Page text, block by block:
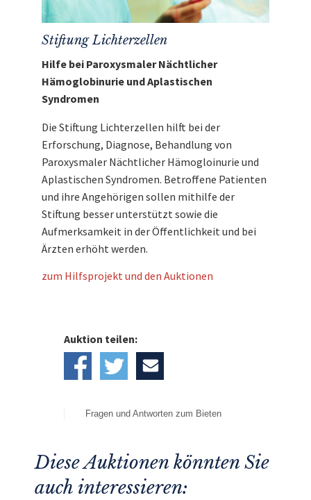
Stiftung Lichterzellen
Hilfe bei Paroxysmaler Nächtlicher
Hämoglobinurie und Aplastischen
Syndromen
Die Stiftung Lichterzellen hilft bei der
Erforschung, Diagnose, Behandlung von
Paroxysmaler Nächtlicher Hämogloinurie und
Aplastischen Syndromen. Betroffene Patienten
und ihre Angehörigen sollen mithilfe der
Stiftung besser unterstützt sowie die
Aufmerksamkeit in der Öffentlichkeit und bei
Ärzten erhöht werden.
zum Hilfsprojekt und den Auktionen
Auktion teilen:
Fragen und Antworten zum Bieten
Diese Auktionen könnten Sie
auch interessieren: